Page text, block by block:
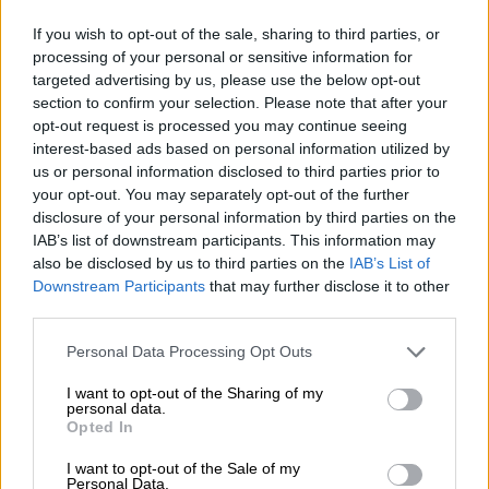
If you wish to opt-out of the sale, sharing to third parties, or
processing of your personal or sensitive information for
targeted advertising by us, please use the below opt-out
section to confirm your selection. Please note that after your
opt-out request is processed you may continue seeing
interest-based ads based on personal information utilized by
us or personal information disclosed to third parties prior to
your opt-out. You may separately opt-out of the further
disclosure of your personal information by third parties on the
IAB’s list of downstream participants. This information may
also be disclosed by us to third parties on the IAB’s List of
Downstream Participants that may further disclose it to other
Please note that this website/app uses one or more Google
not limited to your visit or usage behaviour. You may click to
grant or deny consent to Google and its third-party tags to
use your data for below specified purposes in below Google
consent section.
Personal Data Processing Opt Outs
I want to opt-out of the Sharing of my
personal data.
Opted In
I want to opt-out of the Sale of my
Personal Data.
παραθέτοντας πέντε λόγους, για τους
οποίους οι δήμοι δε φέρουν την
αποκλειστική ευθύνη.
Προσθέτουν επίσης ότι φέτος περισσότεροι
από 150.000 ιδιοκτήτες ακινήτων σε όλη την
Ελλάδα προχώρησαν στον καθαρισμό των
ακινήτωντους από ξερά κλαδιά και χόρτα,
εφαρμόζοντας το νέο νομοθετικό πλαίσιο.
ΗΚΕΔΕκαλεί όλους τους εμπλεκόμενους
φορείς να καθήσουν στο ίδιο τραπέζι ώστε
να σχεδιαστεί «με όρους ισοτιμίας και
σχέδιο για την πολιτική προστασία.
Με
ξεκάθαρους ρόλους κι ευθύνες, με βάση τα
μέσα και τις επιχειρησιακές δυνατότητες